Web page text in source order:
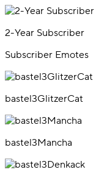
2-Year Subscriber
Subscriber Emotes
bastel3GlitzerCat
bastel3Mancha